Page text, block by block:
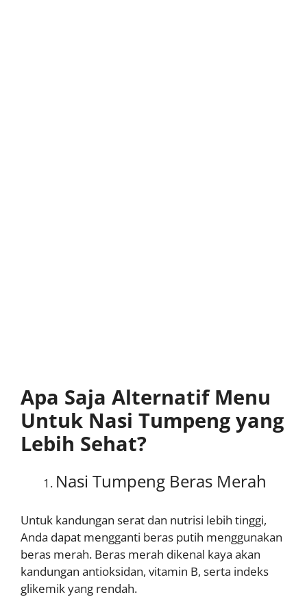
Apa Saja Alternatif Menu
Untuk Nasi Tumpeng yang
Lebih Sehat?
Nasi Tumpeng Beras Merah
Untuk kandungan serat dan nutrisi lebih tinggi,
Anda dapat mengganti beras putih menggunakan
beras merah. Beras merah dikenal kaya akan
kandungan antioksidan, vitamin B, serta indeks
glikemik yang rendah.